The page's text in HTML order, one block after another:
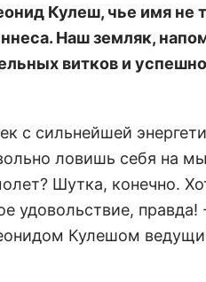
Кулеш, чье имя не
Наш земляк,
витков и
с сильнейшей
ловишь себя на
Шутка, конечно.
удовольствие,
Кулешом